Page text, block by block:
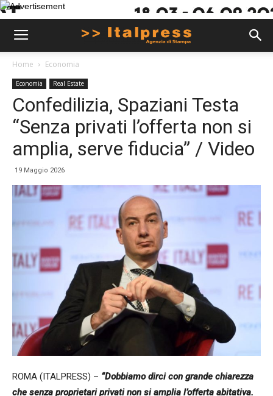
Home Economia
Economia Real Estate
Confedilizia, Spaziani Testa
“Senza privati l’offerta non si
amplia, serve fiducia” / Video
19 Maggio 2026
ROMA (ITALPRESS) – “Dobbiamo dirci con grande chiarezza
che senza proprietari privati non si amplia l’offerta abitativa.